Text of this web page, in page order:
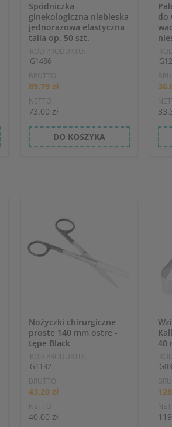
Spódniczka
ginekologiczna niebieska
jednorazowa elastyczna
talia op. 50 szt.
KOD PRODUKTU:
G1486
BRUTTO
89.79 zł
NETTO
73.00 zł
DO KOSZYKA
do
Nożyczki chirurgiczne
proste 140 mm ostre -
tępe Black
KOD PRODUKTU:
G1132
BRUTTO
43.20 zł
NETTO
40.00 zł
40